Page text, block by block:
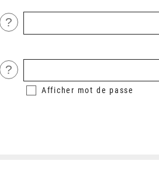
?
?
Afficher mot de passe